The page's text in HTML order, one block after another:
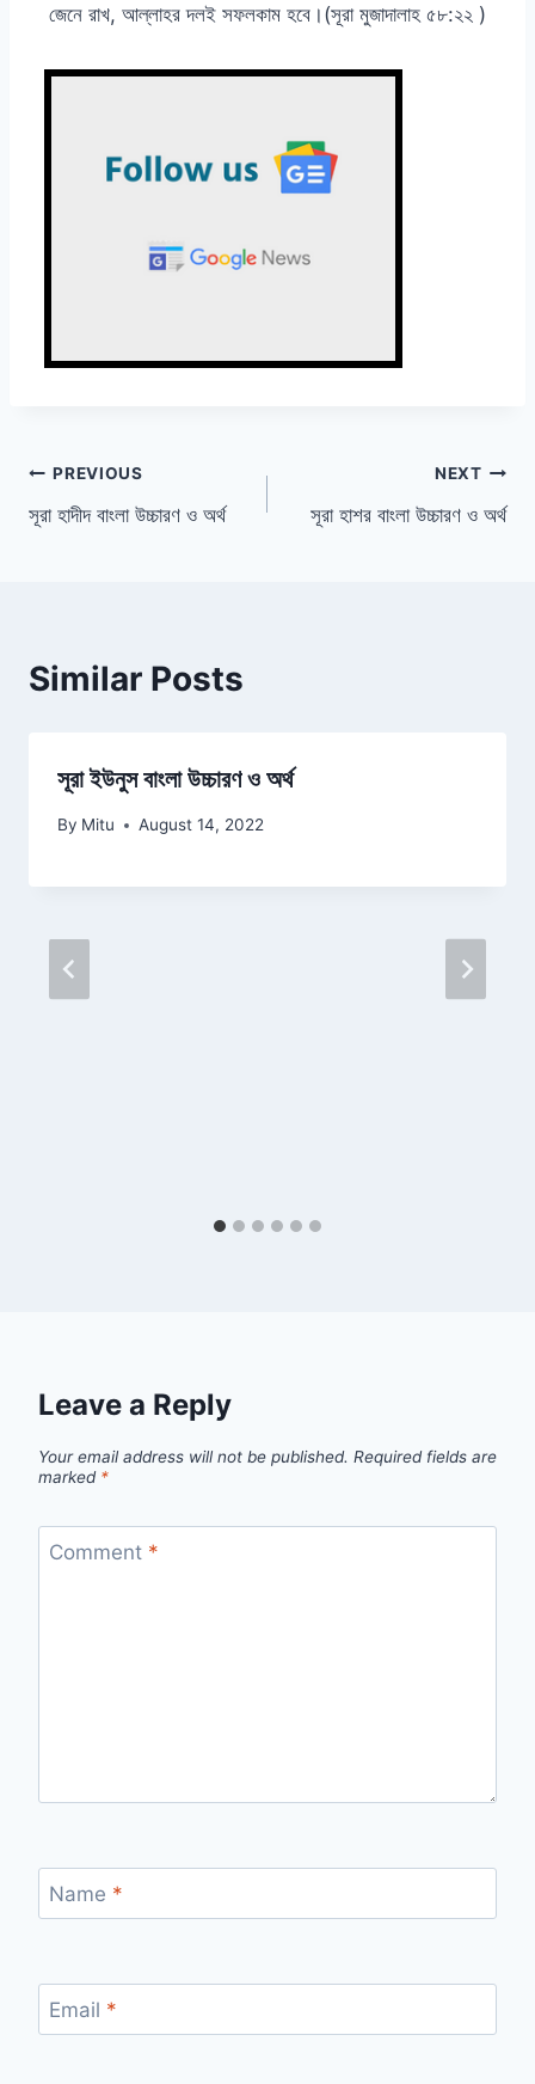
জেনে রাখ, আল্লাহর দলই সফলকাম হবে।(সূরা মুজাদালাহ ৫৮:২২ )
Post
navigation
PREVIOUS
সূরা হাদীদ বাংলা উচ্চারণ ও অর্থ
NEXT
সূরা হাশর বাংলা উচ্চারণ ও অর্থ
Similar Posts
সূরা ইউনুস বাংলা উচ্চারণ ও অর্থ
By Mitu August 14, 2022
Leave a Reply
Your email address will not be published. Required fields are
marked *
Comment *
Name *
Email *